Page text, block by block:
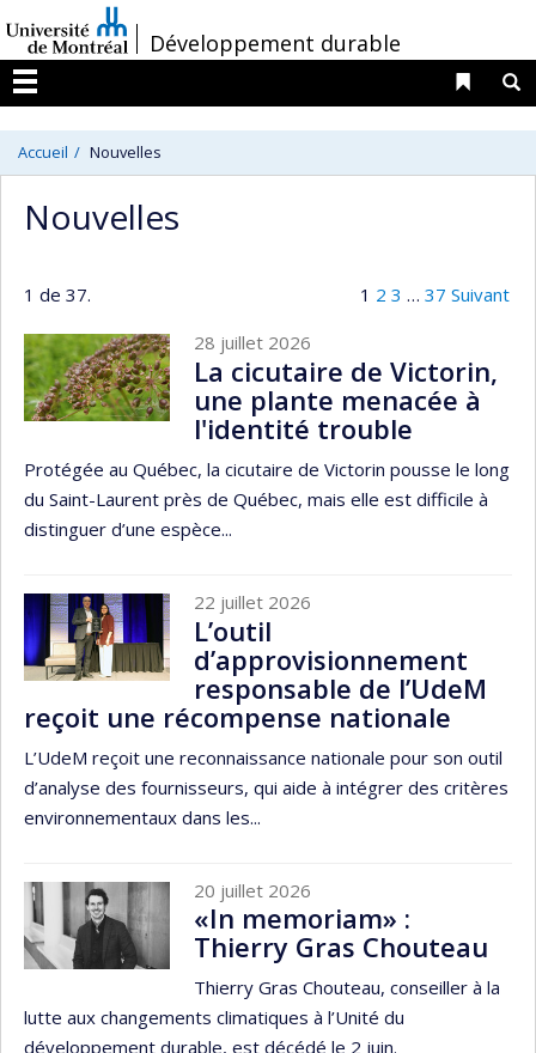
au
contenu
/Développement durable
Menu
Liens
Accueil Nouvelles
Nouvelles
1 de 37. 1 2 3 … 37 Suivant
28 juillet 2026
La cicutaire de Victorin,
une plante menacée à
l'identité trouble
Protégée au Québec, la cicutaire de Victorin pousse le long
du Saint-Laurent près de Québec, mais elle est difficile à
distinguer d’une espèce...
22 juillet 2026
L’outil
d’approvisionnement
responsable de l’UdeM
reçoit une récompense nationale
L’UdeM reçoit une reconnaissance nationale pour son outil
d’analyse des fournisseurs, qui aide à intégrer des critères
environnementaux dans les...
20 juillet 2026
«In memoriam» :
Thierry Gras Chouteau
Thierry Gras Chouteau, conseiller à la
lutte aux changements climatiques à l’Unité du
développement durable, est décédé le 2 juin.